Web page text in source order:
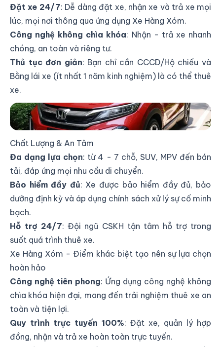
Đặt xe 24/7: Dễ dàng đặt xe, nhận xe và trả xe mọi
lúc, mọi nơi thông qua ứng dụng Xe Hàng Xóm.
Công nghệ không chìa khóa: Nhận - trả xe nhanh
chóng, an toàn và riêng tư.
Thủ tục đơn giản: Bạn chỉ cần CCCD/Hộ chiếu và
Bằng lái xe (ít nhất 1 năm kinh nghiệm) là có thể thuê
xe.
dịch vụ cho thuê xe tự lái tại quận Tân Bình - Xe
Hàng Xóm
Chất Lượng & An Tâm
Đa dạng lựa chọn: từ 4 - 7 chỗ, SUV, MPV đến bán
tải, đáp ứng mọi nhu cầu di chuyển.
Bảo hiểm đầy đủ: Xe được bảo hiểm đầy đủ, bảo
dưỡng định kỳ và áp dụng chính sách xử lý sự cố minh
bạch.
Hỗ trợ 24/7: Đội ngũ CSKH tận tâm hỗ trợ trong
suốt quá trình thuê xe.
Xe Hàng Xóm - Điểm khác biệt tạo nên sự lựa chọn
hoàn hảo
Công nghệ tiên phong: Ứng dụng công nghệ không
chìa khóa hiện đại, mang đến trải nghiệm thuê xe an
toàn và tiện lợi.
Quy trình trực tuyến 100%: Đặt xe, quản lý hợp
đồng, nhận và trả xe hoàn toàn trực tuyến.